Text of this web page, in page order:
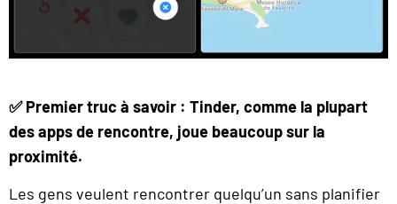
✅ Premier truc à savoir : Tinder, comme la plupart
des apps de rencontre, joue beaucoup sur la
proximité.
Les gens veulent rencontrer quelqu’un sans planifier